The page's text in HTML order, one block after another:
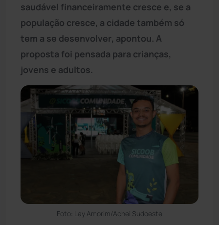
saudável financeiramente cresce e, se a
população cresce, a cidade também só
tem a se desenvolver, apontou. A
proposta foi pensada para crianças,
jovens e adultos.
Foto: Lay Amorim/Achei Sudoeste